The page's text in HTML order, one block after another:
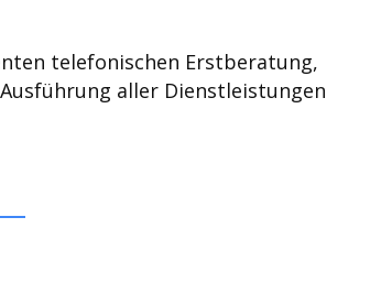
telefonischen Erstberatung,
aller Dienstleistungen